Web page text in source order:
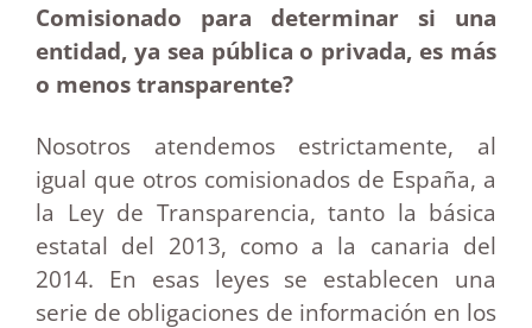
Comisionado para determinar si una
entidad, ya sea pública o privada, es más
o menos transparente?
Nosotros atendemos estrictamente, al
igual que otros comisionados de España, a
la Ley de Transparencia, tanto la básica
estatal del 2013, como a la canaria del
2014. En esas leyes se establecen una
serie de obligaciones de información en los